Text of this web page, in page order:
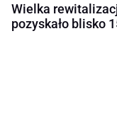
Wielka
pozyskało blisko